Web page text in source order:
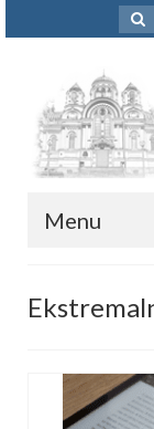
w:
Menu
Piszą o